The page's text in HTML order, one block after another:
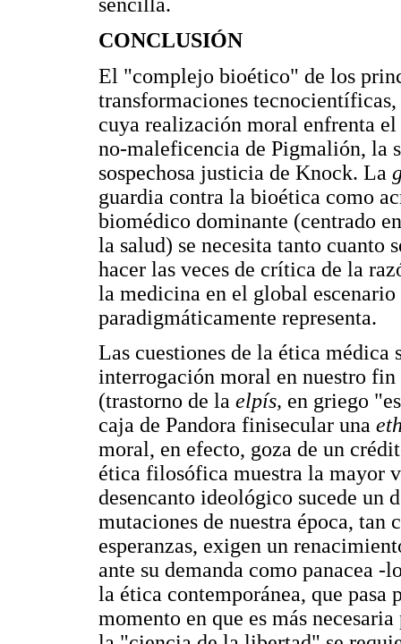
sencilla.
CONCLUSIÓN
El "complejo bioético" de los
transformaciones
cuya realización moral enfrenta
no-maleficencia de Pigmalión, la
sospechosa justicia de Knock. La
guardia contra la bioética como
biomédico dominante (centrado
la salud) se necesita tanto cuanto
hacer las veces de crítica de la
la medicina en el global
paradigmáticamente representa.
Las cuestiones de la ética médica
interrogación moral en nuestro
(trastorno de la elpís, en griego
caja de Pandora finisecular una
moral, en efecto, goza de un
ética filosófica muestra la mayor
desencanto ideológico sucede
mutaciones de nuestra época, tan
esperanzas, exigen un
ante su demanda como panacea -
la ética contemporánea, que
momento en que es más